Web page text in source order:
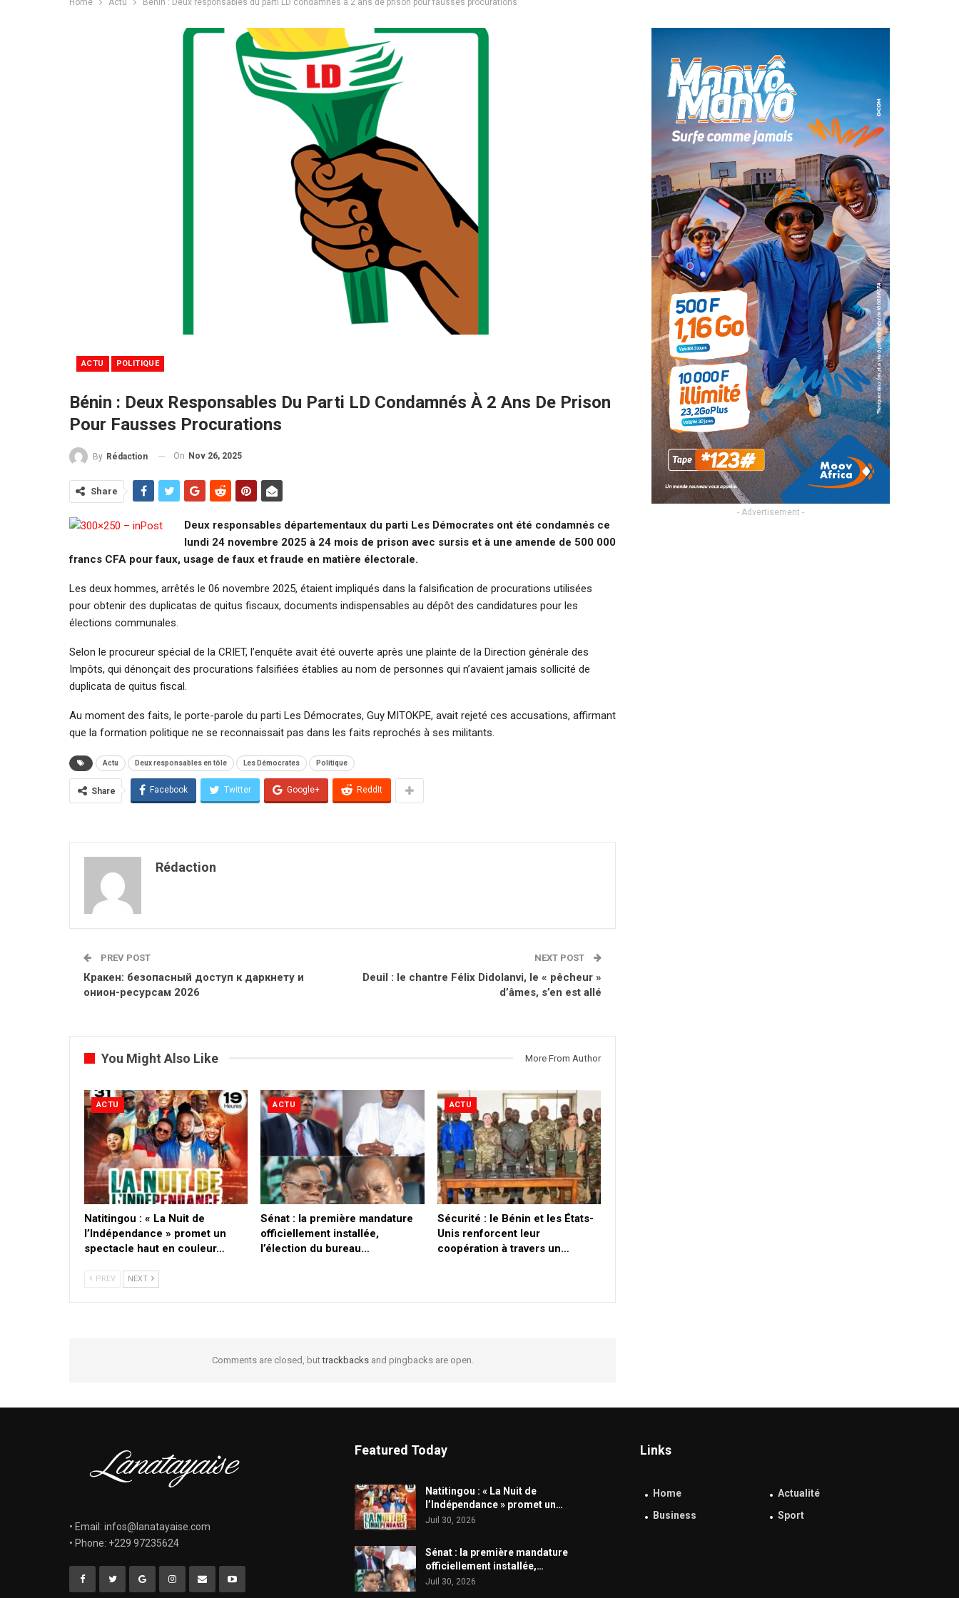
Home Actu Bénin : Deux responsables du parti LD condamnés à 2 ans de prison pour fausses procurations
ACTU POLITIQUE
Bénin : Deux Responsables Du Parti LD Condamnés À 2 Ans De Prison
Pour Fausses Procurations
By Rédaction On Nov 26, 2025
Share
Deux responsables départementaux du parti Les Démocrates ont été condamnés ce
lundi 24 novembre 2025 à 24 mois de prison avec sursis et à une amende de 500 000
francs CFA pour faux, usage de faux et fraude en matière électorale.
Les deux hommes, arrêtés le 06 novembre 2025, étaient impliqués dans la falsification de procurations utilisées
pour obtenir des duplicatas de quitus fiscaux, documents indispensables au dépôt des candidatures pour les
élections communales.
Selon le procureur spécial de la CRIET, l’enquête avait été ouverte après une plainte de la Direction générale des
Impôts, qui dénonçait des procurations falsifiées établies au nom de personnes qui n’avaient jamais sollicité de
duplicata de quitus fiscal.
Au moment des faits, le porte-parole du parti Les Démocrates, Guy MITOKPE, avait rejeté ces accusations, affirmant
que la formation politique ne se reconnaissait pas dans les faits reprochés à ses militants.
Actu Deux responsables en tôle Les Démocrates Politique
Share Facebook Twitter Google+ ReddIt
Rédaction
PREV POST
Кракен: безопасный доступ к даркнету и
онион-ресурсам 2026
NEXT POST
Deuil : le chantre Félix Didolanvi, le « pêcheur »
d’âmes, s’en est allé
You Might Also Like More From Author
ACTU
​Natitingou : « La Nuit de
l’Indépendance » promet un
spectacle haut en couleur…
ACTU
Sénat : la première mandature
officiellement installée,
l’élection du bureau…
ACTU
Sécurité : le Bénin et les États-
Unis renforcent leur
coopération à travers un…
PREV NEXT
Comments are closed, buttrackbacksand pingbacks are open.
- Advertisement -
• Email: infos@lanatayaise.com
• Phone: +229 97235624
Featured Today
​Natitingou : « La Nuit de
l’Indépendance » promet un…
Juil 30, 2026
Sénat : la première mandature
officiellement installée,…
Juil 30, 2026
Links
Home
Actualité
Business
Sport